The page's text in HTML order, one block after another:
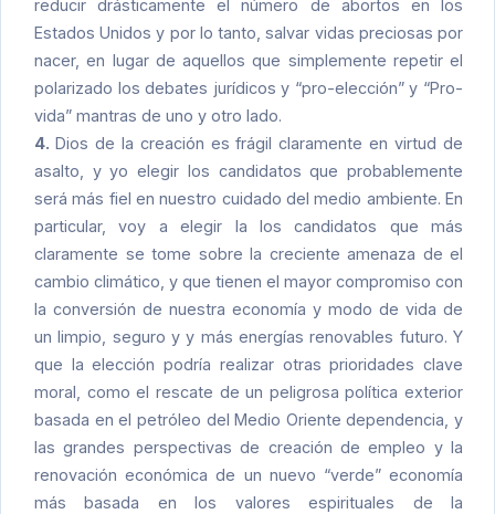
reducir drásticamente el número de abortos en los
Estados Unidos y por lo tanto, salvar vidas preciosas por
nacer, en lugar de aquellos que simplemente repetir el
polarizado los debates jurídicos y “pro-elección” y “Pro-
vida” mantras de uno y otro lado.
4. Dios de la creación es frágil claramente en virtud de
asalto, y yo elegir los candidatos que probablemente
será más fiel en nuestro cuidado del medio ambiente. En
particular, voy a elegir la los candidatos que más
claramente se tome sobre la creciente amenaza de el
cambio climático, y que tienen el mayor compromiso con
la conversión de nuestra economía y modo de vida de
un limpio, seguro y y más energías renovables futuro. Y
que la elección podría realizar otras prioridades clave
moral, como el rescate de un peligrosa política exterior
basada en el petróleo del Medio Oriente dependencia, y
las grandes perspectivas de creación de empleo y la
renovación económica de un nuevo “verde” economía
más basada en los valores espirituales de la